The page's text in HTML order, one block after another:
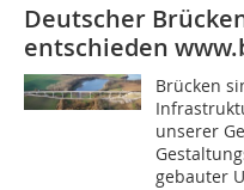
Deutscher
entschieden
Brücken
unserer
gebauter